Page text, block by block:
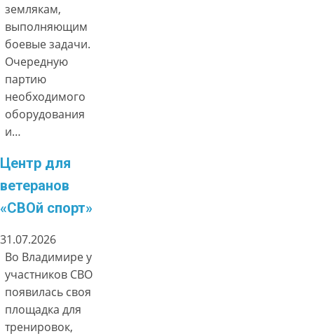
землякам,
выполняющим
боевые задачи.
Очередную
партию
необходимого
оборудования
и…
Центр для
ветеранов
«СВОй спорт»
31.07.2026
Во Владимире у
участников СВО
появилась своя
площадка для
тренировок,